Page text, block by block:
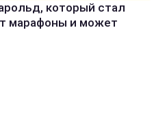
который стал
марафоны и может